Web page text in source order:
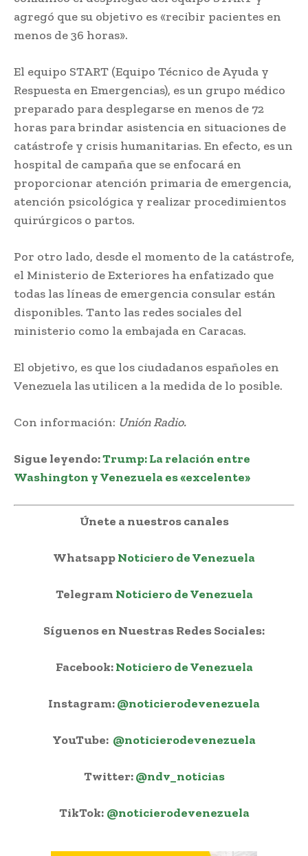
agregó que su objetivo es «recibir pacientes en
menos de 36 horas».
El equipo START (Equipo Técnico de Ayuda y
Respuesta en Emergencias), es un grupo médico
preparado para desplegarse en menos de 72
horas para brindar asistencia en situaciones de
catástrofe y crisis humanitarias. En efecto, es un
hospital de campaña que se enfocará en
proporcionar atención primaria de emergencia,
atención psicológica y realizar procedimientos
quirúrgicos o partos.
Por otro lado, desde el momento de la catástrofe,
el Ministerio de Exteriores ha enfatizado que
todas las líneas de emergencia consular están
disponibles. Tanto las redes sociales del
ministerio como la embajada en Caracas.
El objetivo, es que los ciudadanos españoles en
Venezuela las utilicen a la medida de lo posible.
Con información: Unión Radio.
Sigue leyendo:Trump: La relación entre
Washington y Venezuela es «excelente»
Únete a nuestros canales
WhatsappNoticiero de Venezuela
Telegram Noticiero de Venezuela
Síguenos en Nuestras Redes Sociales:
Facebook:Noticiero de Venezuela
Instagram:@noticierodevenezuela
YouTube: @noticierodevenezuela
Twitter:@ndv_noticias
TikTok: @noticierodevenezuela